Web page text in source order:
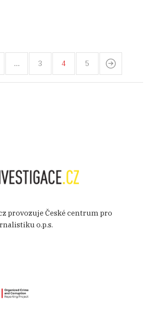
… 3 4 5
provozuje České centrum pro
o.p.s.